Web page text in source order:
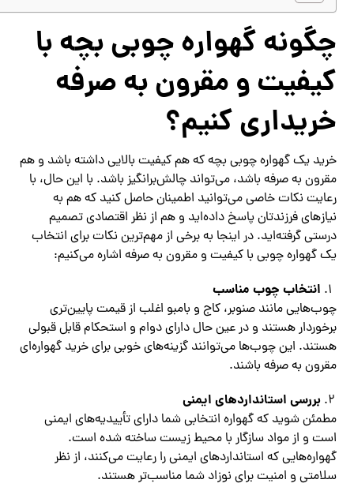
چگونه گهواره چوبی بچه با
کیفیت و مقرون به صرفه
خریداری کنیم؟
خرید یک گهواره چوبی بچه که هم کیفیت بالایی داشته باشد و هم
مقرون به صرفه باشد، می‌تواند چالش‌برانگیز باشد. با این حال، با
رعایت نکات خاصی می‌توانید اطمینان حاصل کنید که هم به
نیازهای فرزندتان پاسخ داده‌اید و هم از نظر اقتصادی تصمیم
درستی گرفته‌اید. در اینجا به برخی از مهم‌ترین نکات برای انتخاب
یک گهواره چوبی با کیفیت و مقرون به صرفه اشاره می‌کنیم:
انتخاب چوب مناسب
چوب‌هایی مانند صنوبر، کاج و بامبو اغلب از قیمت پایین‌تری
برخوردار هستند و در عین حال دارای دوام و استحکام قابل قبولی
هستند. این چوب‌ها می‌توانند گزینه‌های خوبی برای خرید گهواره‌ای
مقرون به صرفه باشند.
بررسی استانداردهای ایمنی
مطمئن شوید که گهواره انتخابی شما دارای تأییدیه‌های ایمنی
است و از مواد سازگار با محیط زیست ساخته شده است.
گهواره‌هایی که استانداردهای ایمنی را رعایت می‌کنند، از نظر
سلامتی و امنیت برای نوزاد شما مناسب‌تر هستند.